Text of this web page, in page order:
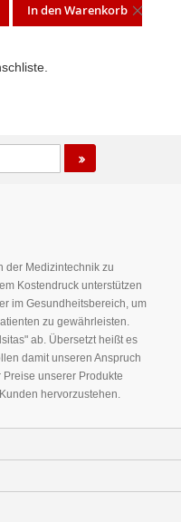
In den Warenkorb
der Medizintechnik zu
Kostendruck unterstützen
im Gesundheitsbereich, um
zu gewährleisten.
ab. Übersetzt heißt es
damit unseren Anspruch
unserer Produkte
hervorzustehen.